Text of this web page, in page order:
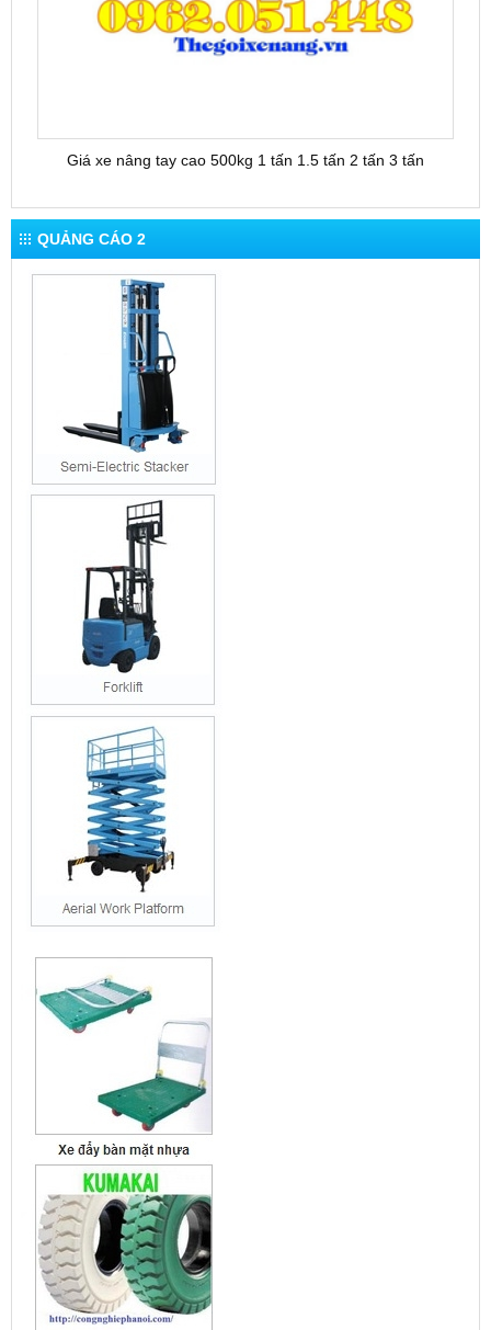
Giá xe nâng tay cao 500kg 1 tấn 1.5 tấn 2 tấn 3 tấn
QUẢNG CÁO 2